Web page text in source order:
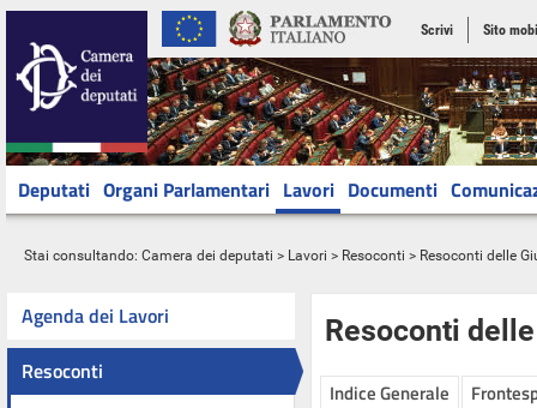
Scrivi Sito
Deputati Organi Parlamentari Lavori Documenti
Stai consultando: Camera dei deputati > Lavori > Resoconti > Resoconti delle
Agenda dei Lavori
Resoconti
Resoconti
Indice Generale